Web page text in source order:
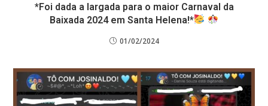
*Foi dada a largada para o maior Carnaval da
Baixada 2024 em Santa Helena!*
01/02/2024